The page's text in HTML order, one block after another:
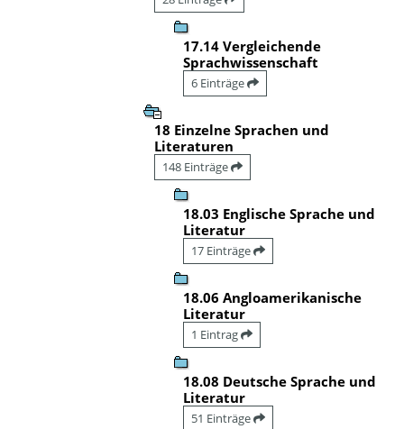
17.14 Vergleichende
Sprachwissenschaft
6 Einträge
18 Einzelne Sprachen und
Literaturen
148 Einträge
18.03 Englische Sprache und
Literatur
17 Einträge
18.06 Angloamerikanische
Literatur
1 Eintrag
18.08 Deutsche Sprache und
Literatur
51 Einträge